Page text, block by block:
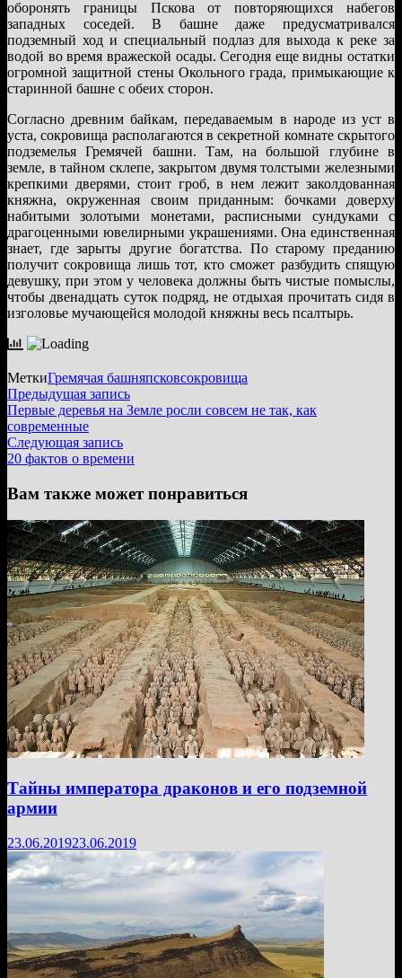
оборонять границы Пскова от повторяющихся набегов
западных соседей. В башне даже предусматривался
подземный ход и специальный подлаз для выхода к реке за
водой во время вражеской осады. Сегодня еще видны остатки
огромной защитной стены Окольного града, примыкающие к
старинной башне с обеих сторон.
Согласно древним байкам, передаваемым в народе из уст в
уста, сокровища располагаются в секретной комнате скрытого
подземелья Гремячей башни. Там, на большой глубине в
земле, в тайном склепе, закрытом двумя толстыми железными
крепкими дверями, стоит гроб, в нем лежит заколдованная
княжна, окруженная своим приданным: бочками доверху
набитыми золотыми монетами, расписными сундуками с
драгоценными ювелирными украшениями. Она единственная
знает, где зарыты другие богатства. По старому преданию
получит сокровища лишь тот, кто сможет разбудить спящую
девушку, при этом у человека должны быть чистые помыслы,
чтобы двенадцать суток подряд, не отдыхая прочитать сидя в
изголовье мучающейся молодой княжны весь псалтырь.
МеткиГремячая башняпсковсокровища
Навигация
по
записям
Предыдущая записьПредыдущая
запись:
Первые деревья на Земле росли совсем не так, как
современные
Следующая записьСледующая
запись:
20 фактов о времени
Вам также может понравиться
Тайны императора драконов и его подземной
армии
23.06.201923.06.2019